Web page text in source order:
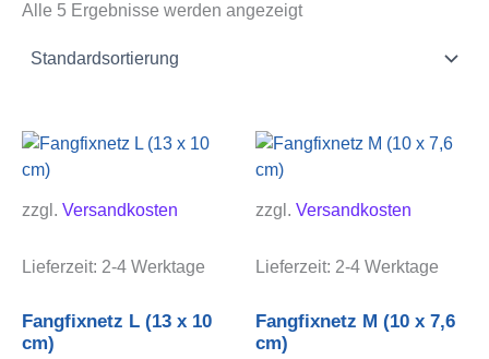
Alle 5 Ergebnisse werden angezeigt
zzgl. Versandkosten
Lieferzeit: 2-4 Werktage
Fangfixnetz L (13 x 10
cm)
zzgl. Versandkosten
Lieferzeit: 2-4 Werktage
Fangfixnetz M (10 x 7,6
cm)